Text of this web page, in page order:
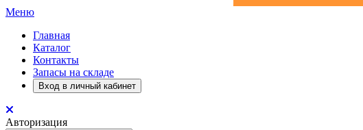
Меню
Главная
Каталог
Контакты
Запасы на складе
Вход в личный кабинет
Авторизация